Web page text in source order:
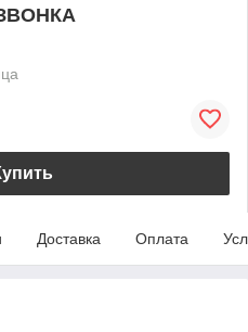
Доставка Оплата